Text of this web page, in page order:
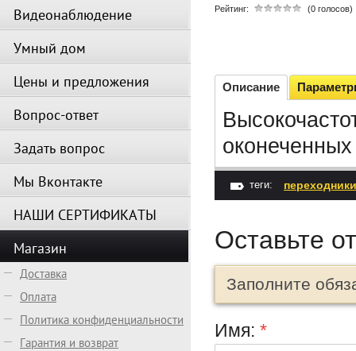
Рейтинг: (0 голосов)
Описание
теги: переходники
Оставьте
Заполните
Имя: *
Видеонаблюдение
Умный дом
Цены и предложения
Вопрос-ответ
Задать вопрос
Мы Вконтакте
НАШИ СЕРТИФИКАТЫ
Магазин
Доставка
Оплата
Политика конфиденциальности
Гарантия и возврат